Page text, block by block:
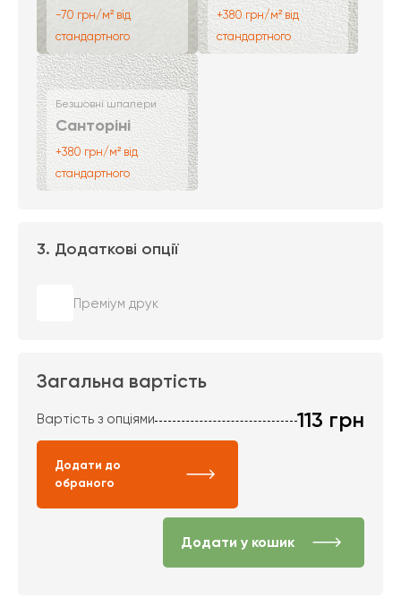
-70 грн/м² від
стандартного
+380 грн/м² від
стандартного
Безшовні шпалери
Санторіні
+380 грн/м² від
стандартного
3. Додаткові опції
Преміум друк
Загальна вартість
Вартість з опціями 113 грн
Додати до
обраного
Додати у кошик